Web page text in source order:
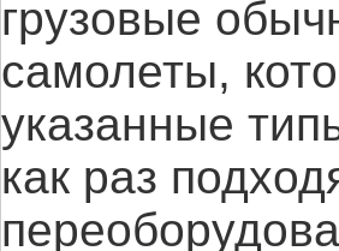
грузовые
самолеты,
указанные
как раз